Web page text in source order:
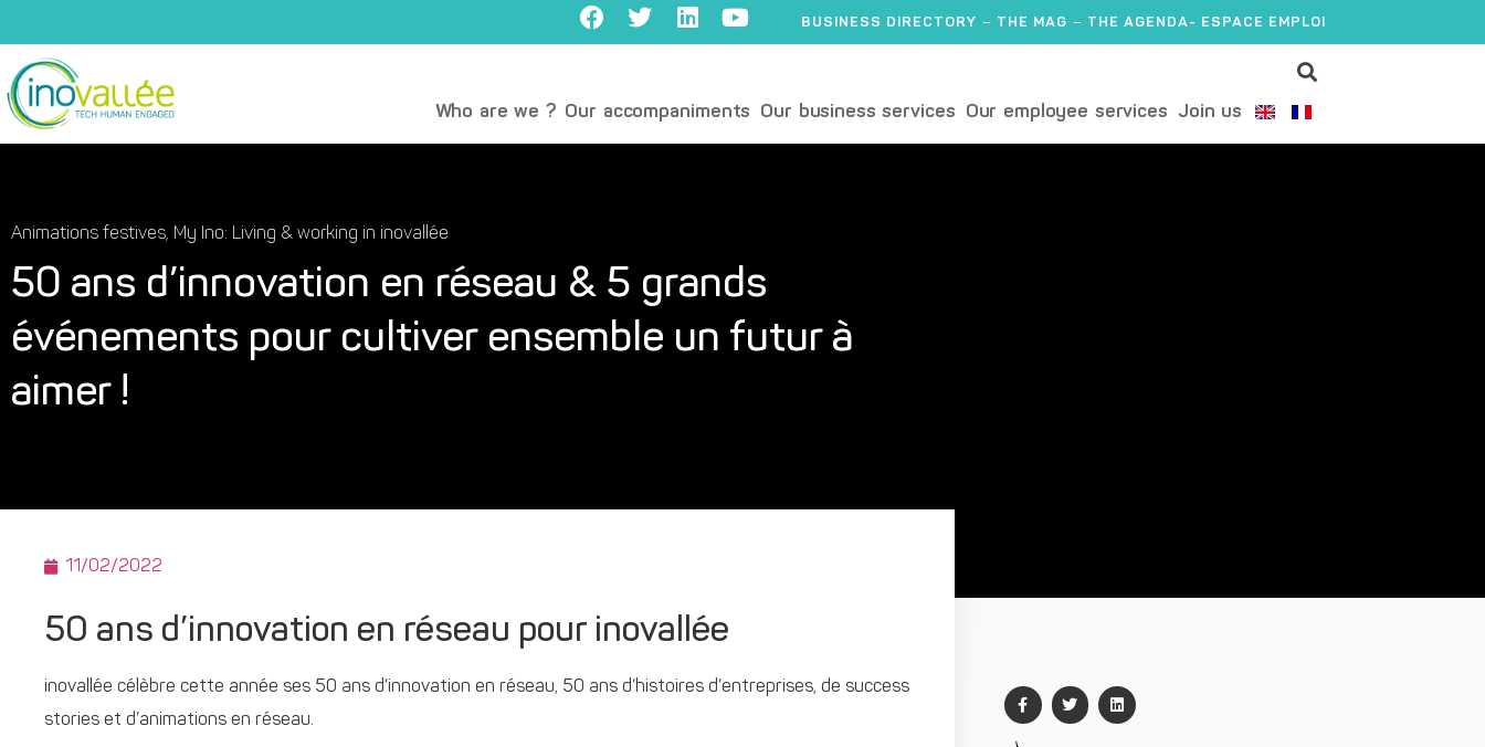
BUSINESS DIRECTORY THE MAG THE AGENDA- ESPACE EMPLOI
Who are we ? Our accompaniments Our business services Our employee services Join us
Animations festives, My Ino: Living & working in inovallée
50 ans d’innovation en réseau & 5 grands
événements pour cultiver ensemble un futur à
aimer !
11/02/2022
50 ans d’innovation en réseau pour inovallée
inovallée célèbre cette année ses 50 ans d’innovation en réseau, 50 ans d’histoires d’entreprises, de success
stories et d’animations en réseau.